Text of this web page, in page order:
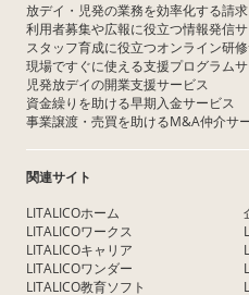
放デイ・児発の業務を効率化する請求
利用者募集や広報に役立つ情報発信
スタッフ育成に役立つオンライン研
現場ですぐに使える支援プログラム
児発放デイの開業支援サービス
資金繰りを助ける早期入金サービス
事業譲渡・売買を助けるM&A仲介サ
関連サイト
LITALICOホーム
LITALICOワークス
LITALICOキャリア
LITALICOワンダー
LITALICO教育ソフト